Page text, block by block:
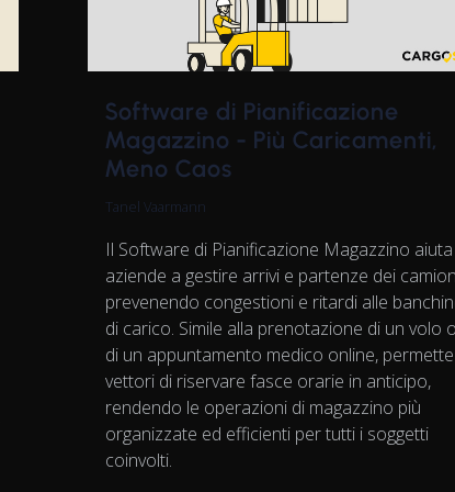
Software di Pianificazione
Magazzino - Più Caricamenti,
Meno Caos
Tanel Vaarmann
Il Software di Pianificazione Magazzino
aziende a gestire arrivi e partenze dei
prevenendo congestioni e ritardi alle
di carico. Simile alla prenotazione di un volo o
di un appuntamento medico online,
vettori di riservare fasce orarie in anticipo,
rendendo le operazioni di magazzino più
organizzate ed efficienti per tutti i soggetti
coinvolti.